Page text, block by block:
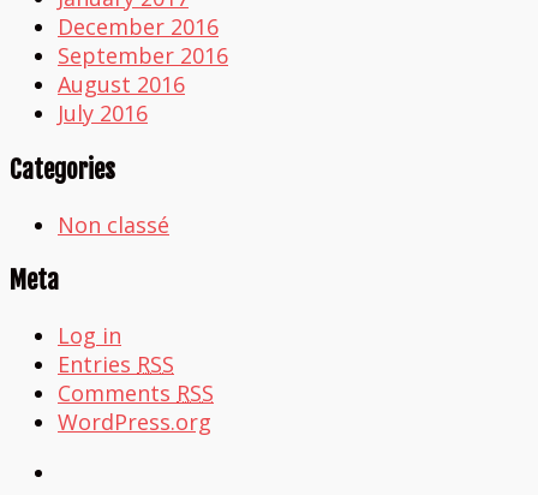
December 2016
September 2016
August 2016
July 2016
Categories
Non classé
Meta
Log in
Entries RSS
Comments RSS
WordPress.org